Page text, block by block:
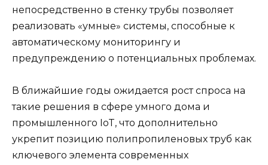
непосредственно в стенку трубы позволяет
реализовать «умные» системы, способные к
автоматическому мониторингу и
предупреждению о потенциальных проблемах.
В ближайшие годы ожидается рост спроса на
такие решения в сфере умного дома и
промышленного IoT, что дополнительно
укрепит позицию полипропиленовых труб как
ключевого элемента современных